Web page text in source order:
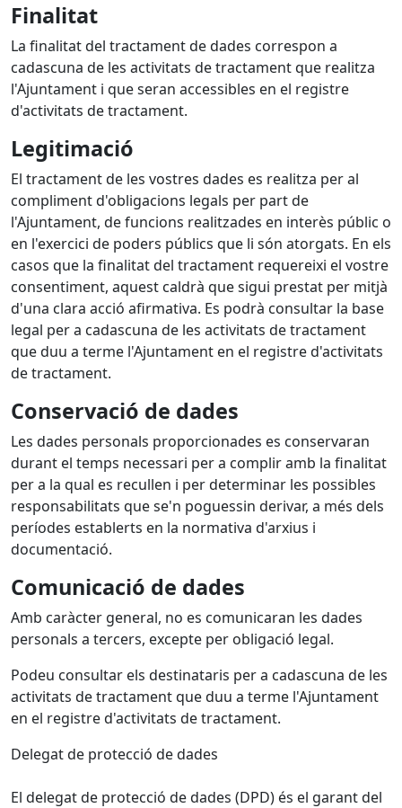
Finalitat
La finalitat del tractament de dades correspon a
cadascuna de les activitats de tractament que realitza
l'Ajuntament i que seran accessibles en el registre
d'activitats de tractament.
Legitimació
El tractament de les vostres dades es realitza per al
compliment d'obligacions legals per part de
l'Ajuntament, de funcions realitzades en interès públic o
en l'exercici de poders públics que li són atorgats. En els
casos que la finalitat del tractament requereixi el vostre
consentiment, aquest caldrà que sigui prestat per mitjà
d'una clara acció afirmativa. Es podrà consultar la base
legal per a cadascuna de les activitats de tractament
que duu a terme l'Ajuntament en el registre d'activitats
de tractament.
Conservació de dades
Les dades personals proporcionades es conservaran
durant el temps necessari per a complir amb la finalitat
per a la qual es recullen i per determinar les possibles
responsabilitats que se'n poguessin derivar, a més dels
períodes establerts en la normativa d'arxius i
documentació.
Comunicació de dades
Amb caràcter general, no es comunicaran les dades
personals a tercers, excepte per obligació legal.
Podeu consultar els destinataris per a cadascuna de les
activitats de tractament que duu a terme l'Ajuntament
en el registre d'activitats de tractament.
Delegat de protecció de dades
El delegat de protecció de dades (DPD) és el garant del